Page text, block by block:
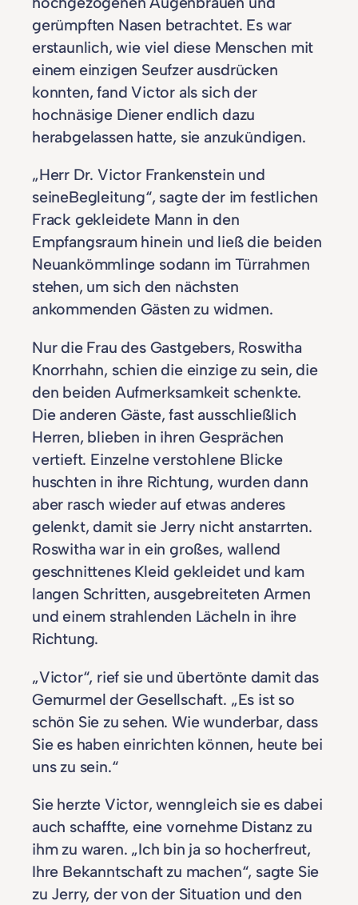
gerümpften Nasen betrachtet. Es war
erstaunlich, wie viel diese Menschen mit
einem einzigen Seufzer ausdrücken
konnten, fand Victor als sich der
hochnäsige Diener endlich dazu
herabgelassen hatte, sie anzukündigen.
„Herr Dr. Victor Frankenstein und
seineBegleitung“, sagte der im festlichen
Frack gekleidete Mann in den
Empfangsraum hinein und ließ die beiden
Neuankömmlinge sodann im Türrahmen
stehen, um sich den nächsten
ankommenden Gästen zu widmen.
Nur die Frau des Gastgebers, Roswitha
Knorrhahn, schien die einzige zu sein, die
den beiden Aufmerksamkeit schenkte.
Die anderen Gäste, fast ausschließlich
Herren, blieben in ihren Gesprächen
vertieft. Einzelne verstohlene Blicke
huschten in ihre Richtung, wurden dann
aber rasch wieder auf etwas anderes
gelenkt, damit sie Jerry nicht anstarrten.
Roswitha war in ein großes, wallend
geschnittenes Kleid gekleidet und kam
langen Schritten, ausgebreiteten Armen
und einem strahlenden Lächeln in ihre
Richtung.
„Victor“, rief sie und übertönte damit das
Gemurmel der Gesellschaft. „Es ist so
schön Sie zu sehen. Wie wunderbar, dass
Sie es haben einrichten können, heute bei
uns zu sein.“
Sie herzte Victor, wenngleich sie es dabei
auch schaffte, eine vornehme Distanz zu
ihm zu waren. „Ich bin ja so hocherfreut,
Ihre Bekanntschaft zu machen“, sagte Sie
zu Jerry, der von der Situation und den